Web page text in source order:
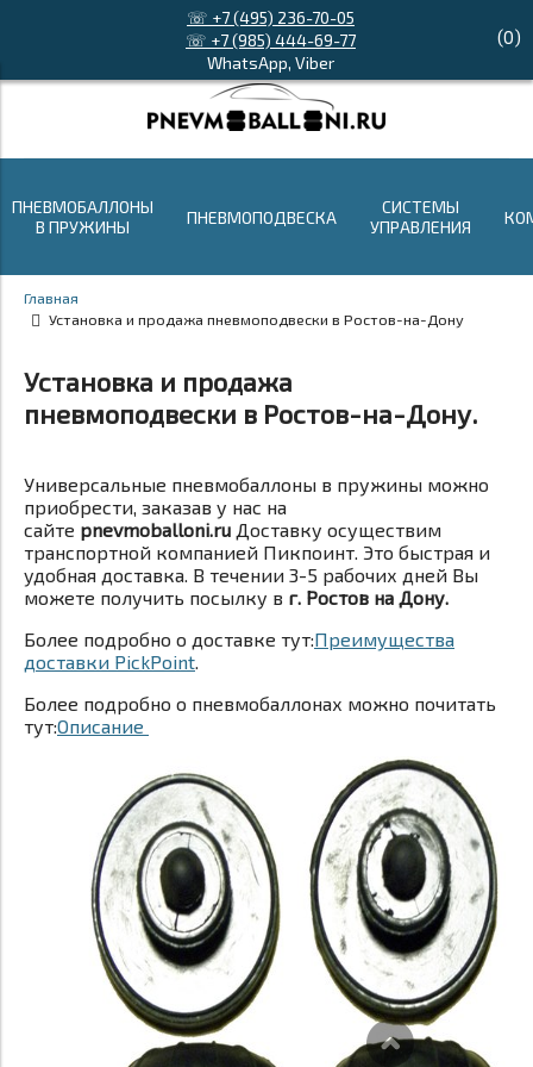
☏ +7 (495) 236-70-05
☏ +7 (985) 444-69-77
WhatsApp, Viber
(0)
ПНЕВМОБАЛЛОНЫ
В ПРУЖИНЫ
ПНЕВМОПОДВЕСКА
СИСТЕМЫ
УПРАВЛЕНИЯ
Главная
Установка и продажа пневмоподвески в Ростов-на-Дону
Установка и продажа
пневмоподвески в Ростов-на-Дону.
Универсальные пневмобаллоны в пружины можно
приобрести, заказав у нас на
сайте pnevmoballoni.ru Доставку осуществим
транспортной компанией Пикпоинт. Это быстрая и
удобная доставка. В течении 3-5 рабочих дней Вы
можете получить посылку в г. Ростов на Дону.
Более подробно о доставке тут:Преимущества
доставки PickPoint.
Более подробно о пневмобаллонах можно почитать
тут:Описание